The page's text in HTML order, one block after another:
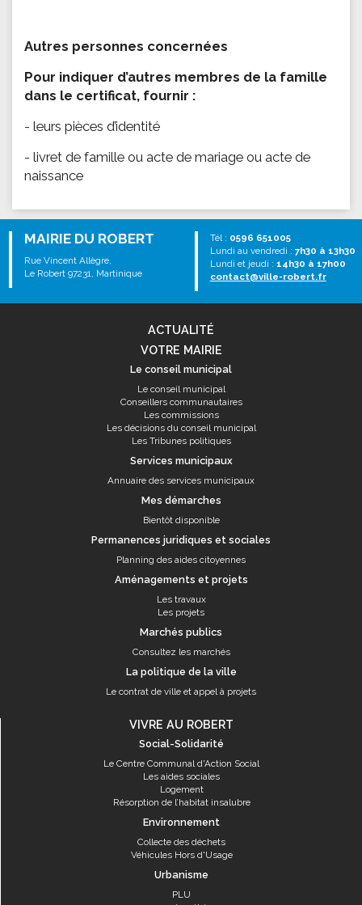
Autres personnes concernées
Pour indiquer d’autres membres de la famille
dans le certificat, fournir :
- leurs pièces d’identité
- livret de famille ou acte de mariage ou acte de
naissance
MAIRIE DU ROBERT
Rue Vincent Allègre,
Le Robert 97231, Martinique
Tél : 0596 651005
Lundi au vendredi : 7h30 à 13h30
Lundi et jeudi : 14h30 à 17h00
contact@ville-robert.fr
ACTUALITÉ
VOTRE MAIRIE
Le conseil municipal
Le conseil municipal
Conseillers communautaires
Les commissions
Les décisions du conseil municipal
Les Tribunes politiques
Services municipaux
Annuaire des services municipaux
Mes démarches
Bientôt disponible
Permanences juridiques et sociales
Planning des aides citoyennes
Aménagements et projets
Les travaux
Les projets
Marchés publics
Consultez les marchés
La politique de la ville
Le contrat de ville et appel à projets
VIVRE AU ROBERT
Social-Solidarité
Le Centre Communal d'Action Social
Les aides sociales
Logement
Résorption de l’habitat insalubre
Environnement
Collecte des déchets
Véhicules Hors d'Usage
Urbanisme
PLU